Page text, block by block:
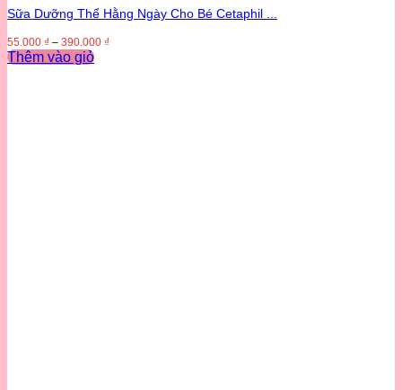
Sữa Dưỡng Thể Hằng Ngày Cho Bé Cetaphil ...
55.000 ₫ – 390.000 ₫
Thêm vào giỏ